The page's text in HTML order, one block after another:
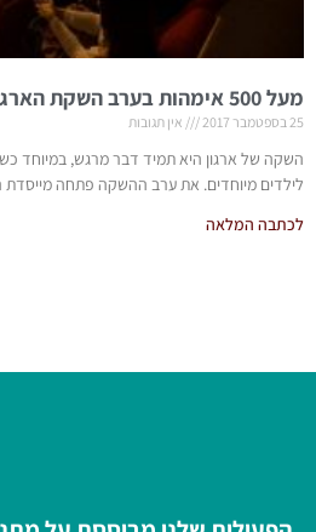
מעל 500 אימהות בערב השקת הארגון
25 בספטמבר 2017 אין תגובות
לילדים מיוחדים. את ערב ההשקה פתחה מייסדת
לכתבה המלאה